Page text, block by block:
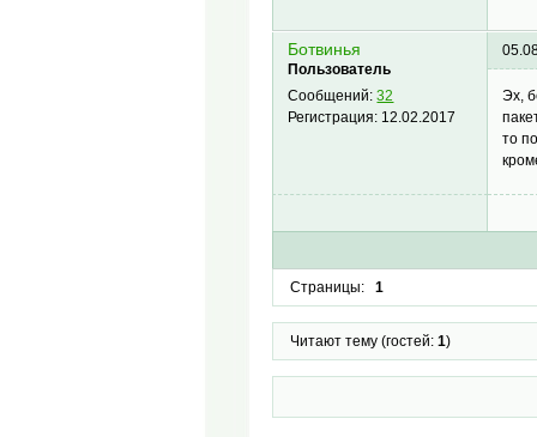
Ботвинья
Пользователь
Сообщений:32
Регистрация: 12.02.2017
Эх,
то
Страницы: 1
Читают тему (гостей: 1)